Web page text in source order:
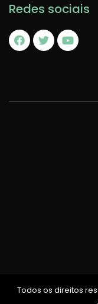
Redes sociais
Todos os direitos